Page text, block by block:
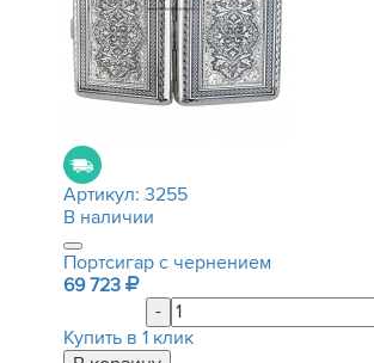
Артикул: 3255
В наличии
Портсигар с чернением
69 723
-
Купить в 1 клик